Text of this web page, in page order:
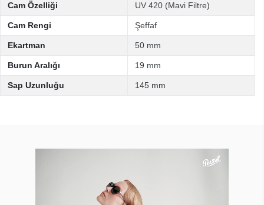
Cam Özelliği UV 420 (Mavi Filtre)
Cam Rengi Şeffaf
Ekartman 50 mm
Burun Aralığı 19 mm
Sap Uzunluğu 145 mm